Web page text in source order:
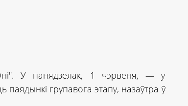
У панядзелак, 1 чэрвеня, — у
групавога этапу, назаўтра ў